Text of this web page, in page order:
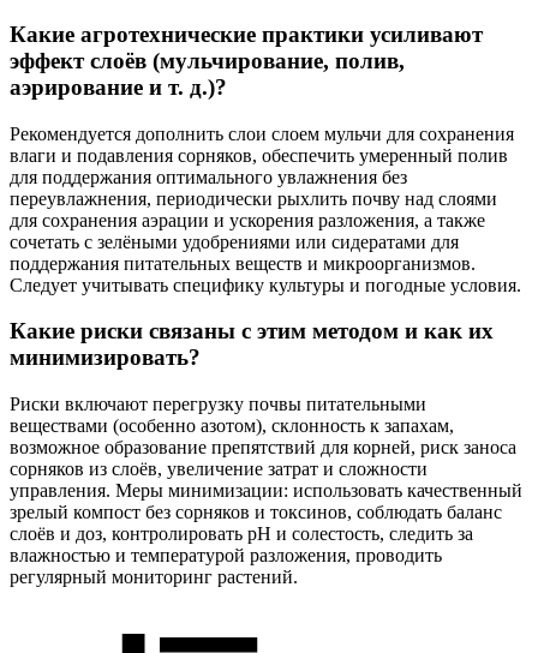
Какие агротехнические практики усиливают
эффект слоёв (мульчирование, полив,
аэрирование и т. д.)?
Рекомендуется дополнить слои слоем мульчи для сохранения
влаги и подавления сорняков, обеспечить умеренный полив
для поддержания оптимального увлажнения без
переувлажнения, периодически рыхлить почву над слоями
для сохранения аэрации и ускорения разложения, а также
сочетать с зелёными удобрениями или сидератами для
поддержания питательных веществ и микроорганизмов.
Следует учитывать специфику культуры и погодные условия.
Какие риски связаны с этим методом и как их
минимизировать?
Риски включают перегрузку почвы питательными
веществами (особенно азотом), склонность к запахам,
возможное образование препятствий для корней, риск заноса
сорняков из слоёв, увеличение затрат и сложности
управления. Меры минимизации: использовать качественный
зрелый компост без сорняков и токсинов, соблюдать баланс
слоёв и доз, контролировать pH и солестость, следить за
влажностью и температурой разложения, проводить
регулярный мониторинг растений.